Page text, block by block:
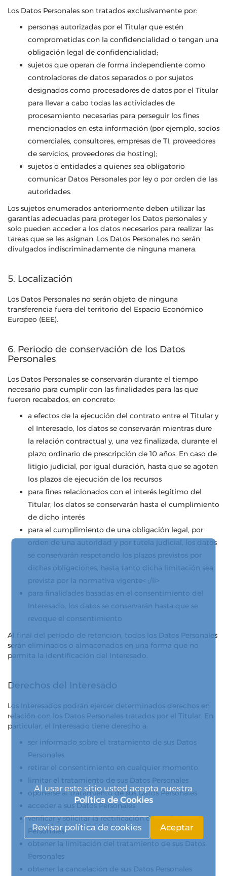
Los Datos Personales son tratados exclusivamente por:
personas autorizadas por el Titular que estén
comprometidas con la confidencialidad o tengan una
obligación legal de confidencialidad;
sujetos que operan de forma independiente como
controladores de datos separados o por sujetos
designados como procesadores de datos por el Titular
para llevar a cabo todas las actividades de
procesamiento necesarias para perseguir los fines
mencionados en esta información (por ejemplo, socios
comerciales, consultores, empresas de TI, proveedores
de servicios, proveedores de hosting);
sujetos o entidades a quienes sea obligatorio
comunicar Datos Personales por ley o por orden de las
autoridades.
Los sujetos enumerados anteriormente deben utilizar las
garantías adecuadas para proteger los Datos personales y
solo pueden acceder a los datos necesarios para realizar las
tareas que se les asignan. Los Datos Personales no serán
divulgados indiscriminadamente de ninguna manera.
5. Localización
Los Datos Personales no serán objeto de ninguna
transferencia fuera del territorio del Espacio Económico
Europeo (EEE).
6. Periodo de conservación de los Datos
Personales
Los Datos Personales se conservarán durante el tiempo
necesario para cumplir con las finalidades para las que
fueron recabados, en concreto:
a efectos de la ejecución del contrato entre el Titular y
el Interesado, los datos se conservarán mientras dure
la relación contractual y, una vez finalizada, durante el
plazo ordinario de prescripción de 10 años. En caso de
litigio judicial, por igual duración, hasta que se agoten
los plazos de ejecución de los recursos
para fines relacionados con el interés legítimo del
Titular, los datos se conservarán hasta el cumplimiento
de dicho interés
para el cumplimiento de una obligación legal, por
orden de una autoridad y por tutela judicial, los datos
se conservarán respetando los plazos previstos por
dichas obligaciones, hasta tanto dicha limitación sea
prevista por la normativa vigente< ;/li>
para finalidades basadas en el consentimiento del
Interesado, los datos se conservarán hasta que se
revoque el consentimiento
Al final del período de retención, todos los Datos Personales
serán eliminados o almacenados en una forma que no
permita la identificación del Interesado.
Derechos del Interesado
Los Interesados ​​podrán ejercer determinados derechos en
relación con los Datos Personales tratados por el Titular. En
particular, el Interesado tiene derecho a:
ser informado sobre el tratamiento de sus Datos
Personales
retirar el consentimiento en cualquier momento
limitar el tratamiento de sus Datos Personales
oponerse al tratamiento de sus Datos Personales
acceder a sus Datos Personales
verificar y solicitar la rectificación de sus Datos
Personales
obtener la limitación del tratamiento de sus Datos
Personales
obtener la cancelación de sus Datos Personales
Al usar este sitio usted acepta nuestra
Política de Cookies
Revisar política de cookies Aceptar